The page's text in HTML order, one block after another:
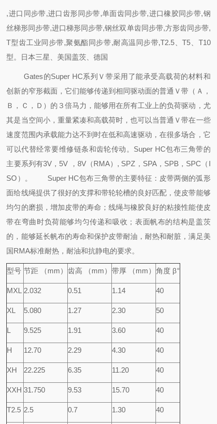
,进口同步带,进口齿形同步带,单面齿同步带,进口橡胶同步带,钢
丝梯形同步带,进口梯形同步带,钢丝双单齿同步带,方形齿同步带,
T型齿工业同步带,聚氨酯同步带,耐高温同步带,T2.5、T5、T10
型。日本三星、美国盖茨、德国
Gates的Super HC系列Ｖ带采用了能承受高载荷的材料和
创新的窄形截面，它们能够传递到相同驱动面的普通Ｖ带（Ａ，
Ｂ，Ｃ，Ｄ）的３倍马力，能够用在所有工业上的负荷驱动，尤
其是当空间小，重量紧凑和高载荷时，也可以当普通Ｖ带在一些
速度范围内承载能力达不到时在低和高速驱动，在很多场合，它
可以代替经常要维修链条和齿轮传动。Super HC包布三角带的
主要系列有3V，5V ，8V（RMA）, SPZ，SPA，SPB，SPC（I
SO）。
Super HC包布三角带的主要特征：皮带两侧的弧形
面给线绳提供了很好的支撑和带轮轮槽的良好匹配，使皮带能够
均匀的磨损，增加皮带的寿命；线绳与橡胶良好的粘接性能使皮
带在弯曲时负荷能够均匀传递和吸收；表面帆布的结构是盖茨
的，能够延长帆布的寿命和保护皮带耐油，耐热和耐脏，满足美
国RMA标准耐热，耐油和抗静电的要求。
型号 节距 （mm） 齿高 （mm） 带厚 （mm） 角度 β°
MXL 2.032 0.51 1.14 40
XL 5.080 1.27 2.30 50
L 9.525 1.91 3.60 40
H 12.70 2.29 4.30 40
XH 22.225 6.35 11.20 40
XXH 31.750 9.53 15.70 40
T2.5 2.5 0.7 1.30 40